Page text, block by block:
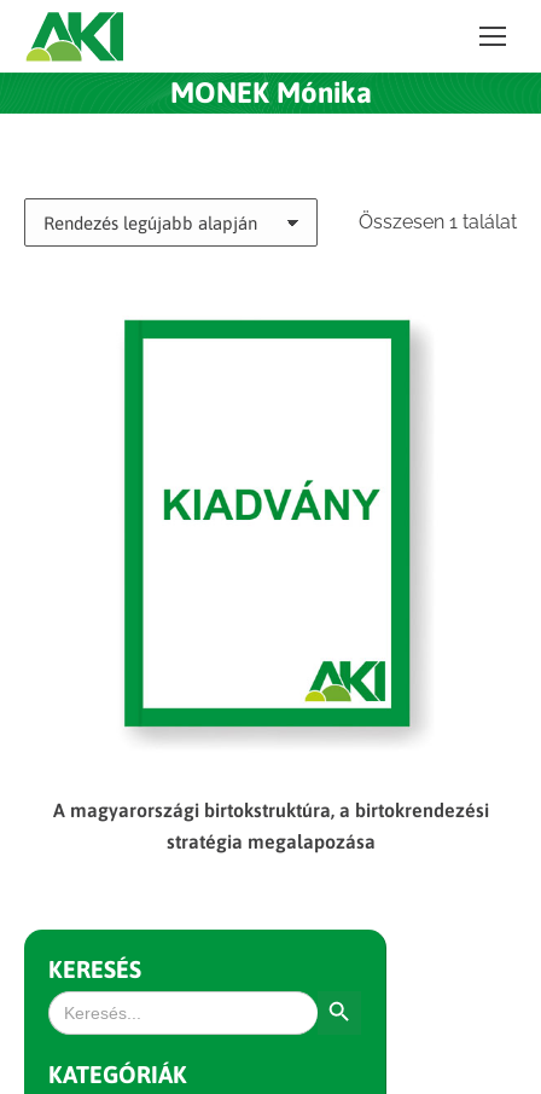
MONEK Mónika
Összesen 1 találat
A magyarországi birtokstruktúra, a birtokrendezési
stratégia megalapozása
KERESÉS
Search
for:
KATEGÓRIÁK